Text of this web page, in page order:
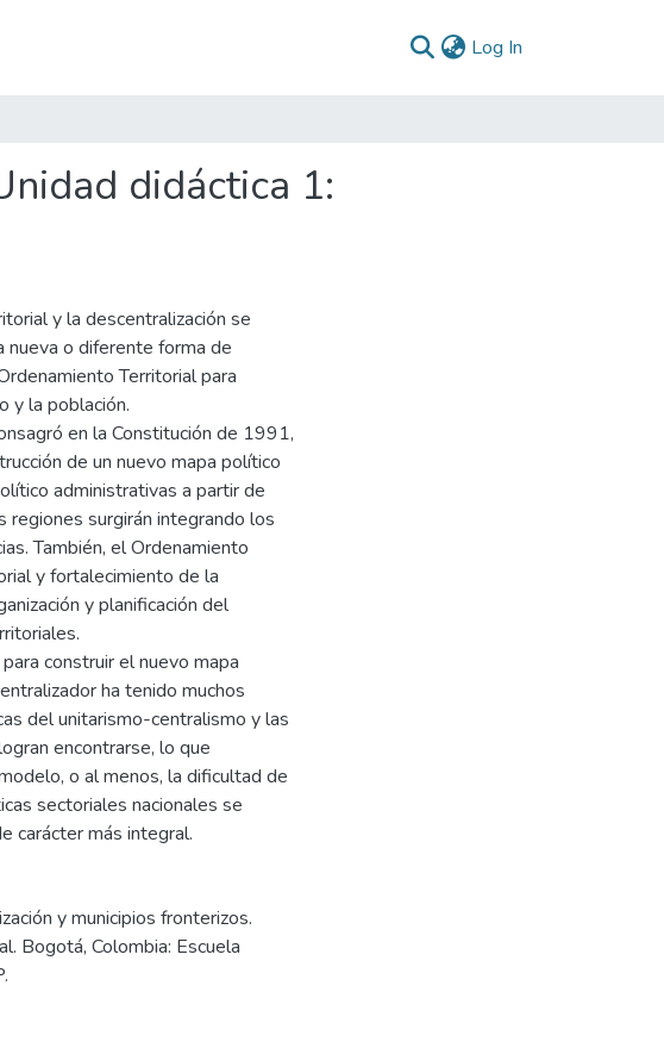
Log In
didáctica 1:
y la descentralización se
nueva o diferente forma de
Territorial para
y la población.
en la Constitución de 1991,
de un nuevo mapa político
administrativas a partir de
regiones surgirán integrando los
También, el Ordenamiento
y fortalecimiento de la
y planificación del
construir el nuevo mapa
ha tenido muchos
del unitarismo-centralismo y las
encontrarse, lo que
o al menos, la dificultad de
sectoriales nacionales se
carácter más integral.
y municipios fronterizos.
Bogotá, Colombia: Escuela